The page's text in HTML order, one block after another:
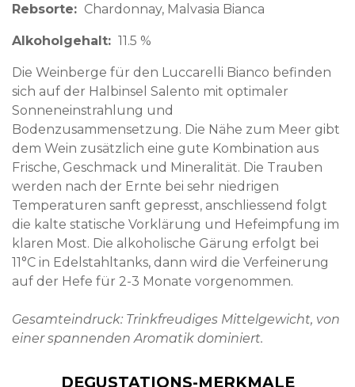
Rebsorte Chardonnay, Malvasia Bianca
Alkoholgehalt 11.5 %
Die Weinberge für den Luccarelli Bianco befinden
sich auf der Halbinsel Salento mit optimaler
Sonneneinstrahlung und
Bodenzusammensetzung. Die Nähe zum Meer gibt
dem Wein zusätzlich eine gute Kombination aus
Frische, Geschmack und Mineralität. Die Trauben
werden nach der Ernte bei sehr niedrigen
Temperaturen sanft gepresst, anschliessend folgt
die kalte statische Vorklärung und Hefeimpfung im
klaren Most. Die alkoholische Gärung erfolgt bei
11°C in Edelstahltanks, dann wird die Verfeinerung
auf der Hefe für 2-3 Monate vorgenommen.
Gesamteindruck: Trinkfreudiges Mittelgewicht, von
einer spannenden Aromatik dominiert.
DEGUSTATIONS-MERKMALE